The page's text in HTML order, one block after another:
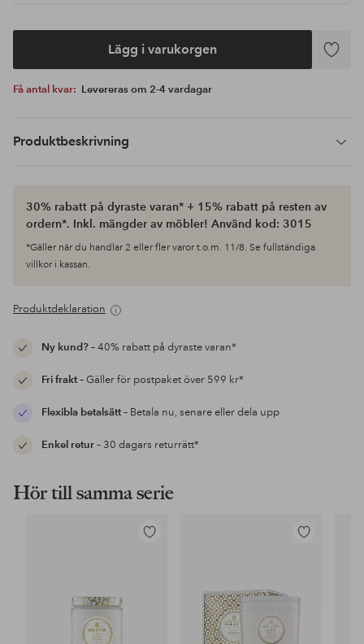
Lägg i varukorgen
Lägg
Få antal kvar: Levereras om 2-4 vardagar
Produktbeskrivning
30% rabatt på dyraste varan* + 15% rabatt på resten av
ordern*. Inkl. mängder av möbler! Använd kod: 3015
*Gäller när du handlar 2 eller fler varor t.o.m. 11/8. Se fullständiga
villkor i kassan.
Produktdeklaration
Ny kund?– 40% rabatt på dyraste varan*
Fri frakt– Gäller för postpaket över 599 kr*
Flexibla betalsätt– Betala nu, senare eller dela upp
Enkel retur– 30 dagars returrätt*
Hör till samma serie
Lägg
Lägg